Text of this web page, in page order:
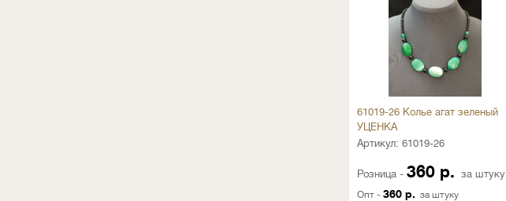
61019-26 Колье агат зеленый
УЦЕНКА
Артикул: 61019-26
Розница - 360 р. за штуку
Опт - 360 р. за штуку